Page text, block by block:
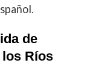
de
Ríos